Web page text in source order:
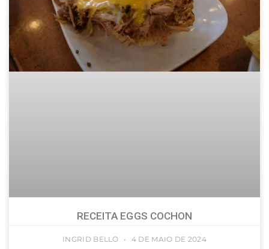
RECEITA EGGS COCHON
INGRID BELLO 4 DE MAIO DE 2024